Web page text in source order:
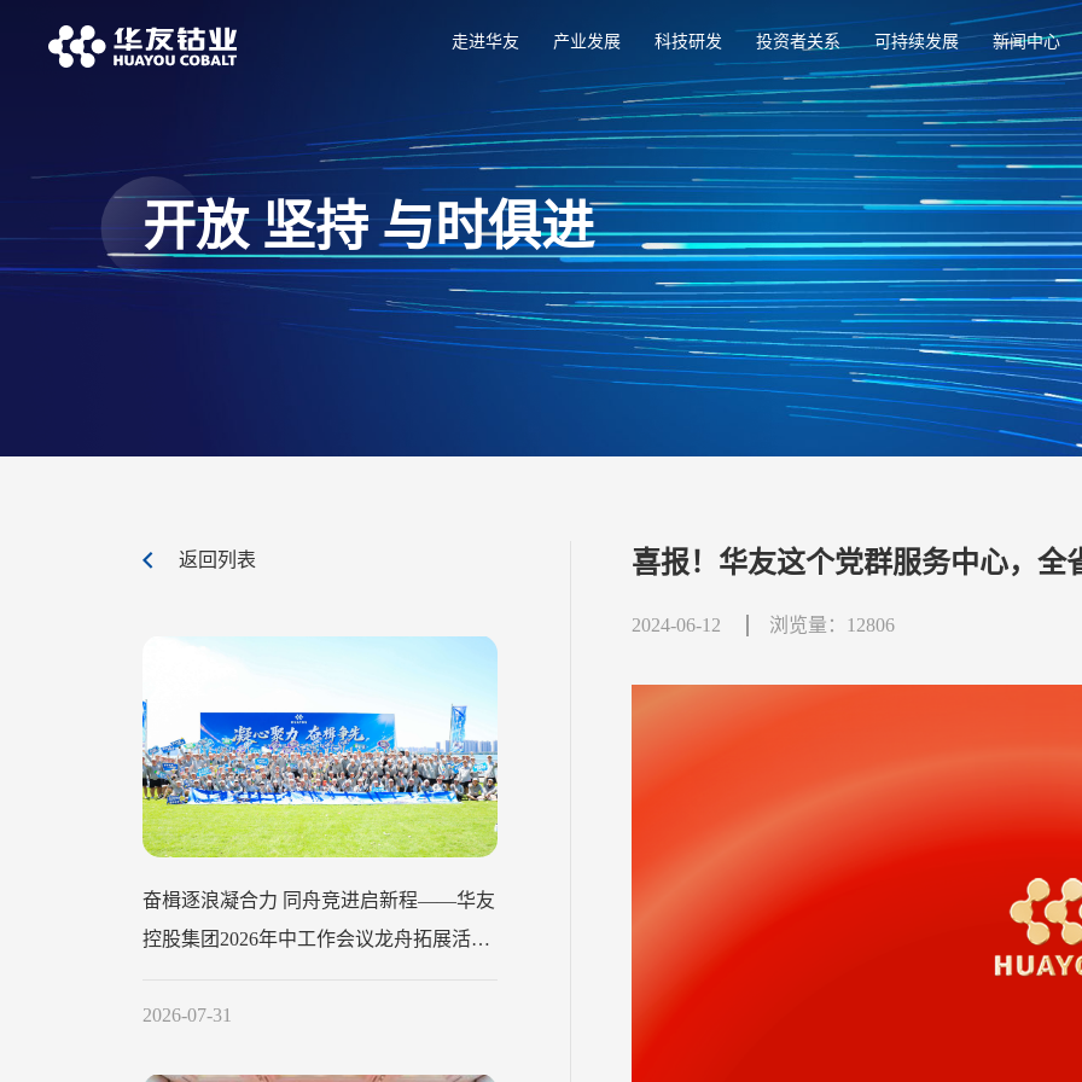
走进华友 产业发展 科技研发 投资者关系 可持续发展 新闻中心
开放 坚持 与时俱进
返回列表
奋楫逐浪凝合力 同舟竞进启新程——华友
控股集团2026年中工作会议龙舟拓展活动
2026-07-31
喜报！华友这个党群服务中心，全
2024-06-12 浏览量：12806